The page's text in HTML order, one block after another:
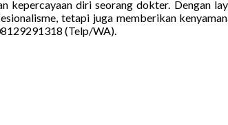
kepercayaan diri seorang dokter. Dengan
tetapi juga memberikan
(Telp/WA).